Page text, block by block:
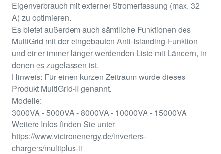
Eigenverbrauch mit externer Stromerfassung (max. 32
A) zu optimieren.
Es bietet außerdem auch sämtliche Funktionen des
MultiGrid mit der eingebauten Anti-Islanding-Funktion
und einer immer länger werdenden Liste mit Ländern, in
denen es zugelassen ist.
Hinweis: Für einen kurzen Zeitraum wurde dieses
Produkt MultiGrid-II genannt.
Modelle:
3000VA - 5000VA - 8000VA - 10000VA - 15000VA
Weitere Infos finden Sie unter
https://www.victronenergy.de/inverters-
chargers/multiplus-ii